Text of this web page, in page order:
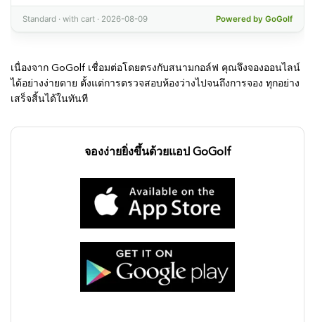
เนื่องจาก GoGolf เชื่อมต่อโดยตรงกับสนามกอล์ฟ คุณจึงจองออนไลน์
ได้อย่างง่ายดาย ตั้งแต่การตรวจสอบห้องว่างไปจนถึงการจอง ทุกอย่าง
เสร็จสิ้นได้ในทันที
จองง่ายยิ่งขึ้นด้วยแอป GoGolf